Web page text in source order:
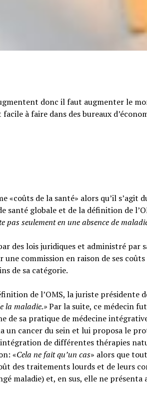
donc il faut augmenter le
à faire dans des bureaux
«coûts de la santé» alors qu’il s’agit
santé globale et de la définition de
pas seulement en une absence de
des lois juridiques et administré par
une commission en raison de ses
de sa catégorie.
de l’OMS, la juriste présidente
la maladie.»Par la suite, ce médecin
de sa pratique de médecine
un cancer du sein et lui proposa le
de différentes thérapies
«Cela ne fait qu’un cas» alors que
des traitements lourds et de leurs
maladie) et, en sus, elle ne présenta